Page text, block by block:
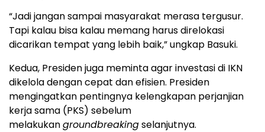
“Jadi jangan sampai masyarakat merasa tergusur.
Tapi kalau bisa kalau memang harus direlokasi
dicarikan tempat yang lebih baik,” ungkap Basuki.
Kedua, Presiden juga meminta agar investasi di IKN
dikelola dengan cepat dan efisien. Presiden
mengingatkan pentingnya kelengkapan perjanjian
kerja sama (PKS) sebelum
melakukangroundbreakingselanjutnya.